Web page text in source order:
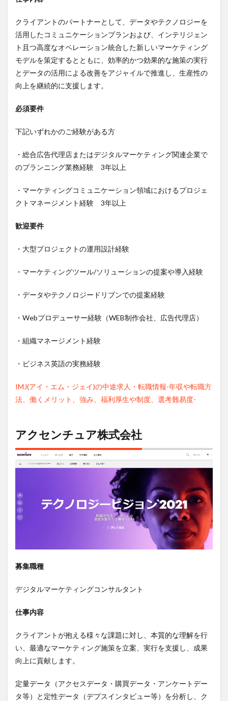
クライアントのパートナーとして、データやテクノロジーを
活用したコミュニケーションプランおよび、インテリジェン
ト且つ高度なオペレーション統合した新しいマーケティング
モデルを策定するとともに、効率的かつ効果的な施策の実行
とデータの活用による改善をアジャイルで推進し、生産性の
向上を継続的に支援します。
必須要件
下記いずれかのご経験がある方
・総合広告代理店またはデジタルマーケティング関連企業で
のプランニング業務経験 3年以上
・マーケティングコミュニケーション領域におけるプロジェ
クトマネージメント経験 3年以上
歓迎要件
・大型プロジェクトの運用設計経験
・マーケティングツール/ソリューションの提案や導入経験
・データやテクノロジードリブンでの提案経験
・Webプロデューサー経験（WEB制作会社、広告代理店）
・組織マネージメント経験
・ビジネス英語の実務経験
IMJ(アイ・エム・ジェイ)の中途求人・転職情報-年収や転職方
法、働くメリット、強み、福利厚生や制度、選考難易度-
アクセンチュア株式会社
募集職種
デジタルマーケティングコンサルタント
仕事内容
クライアントが抱える様々な課題に対し、本質的な理解を行
い、最適なマーケティング施策を立案、実行を支援し、成果
向上に貢献します。
定量データ（アクセスデータ・購買データ・アンケートデー
タ等）と定性データ（デプスインタビュー等）を分析し、ク